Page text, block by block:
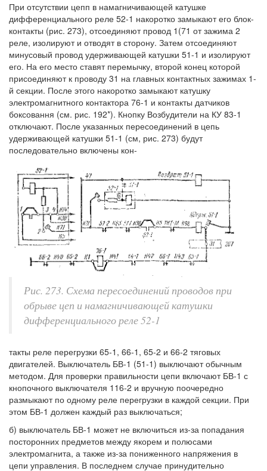
При отсутствии цепп в намагничивающей катушке
дифференциального реле 52-1 накоротко замыкают его блок-
контакты (рис. 273), отсоединяют провод 1(71 от зажима 2
реле, изолируют и отводят в сторону. Затем отсоединяют
минусовый провод удерживающей катушки 51-1 и изолируют
его. На его место ставят перемычку, второй конец которой
присоединяют к проводу 31 на главных контактных зажимах 1-
й секции. После этого накоротко замыкают катушку
электромагнитного контактора 76-1 и контакты датчиков
боксовання (см. рис. 192*). Кнопку Возбудители на КУ 83-1
отключают. После указанных пересоединений в цепь
удерживающей катушки 51-1 (см, рис. 273) будут
последовательно включены кон-
Рис. 273. Схема пересоединений проводов при
обрыве цеп и намагничивающей катушки
дифференциального реле 52-1
такты реле перегрузки 65-1, 66-1, 65-2 и 66-2 тяговых
двигателей. Выключатель БВ-1 (51-1) выключают обычным
методом. Для проверки правильности цепи включают БВ-1 с
кнопочного выключателя 116-2 и вручную поочередно
размыкают по одному реле перегрузки в каждой секции. При
этом БВ-1 должен каждый раз выключаться;
б) выключатель БВ-1 может не включиться из-за попадания
посторонних предметов между якорем и полюсами
электромагнита, а также из-за пониженного напряжения в
цепи управления. В последнем случае принудительно